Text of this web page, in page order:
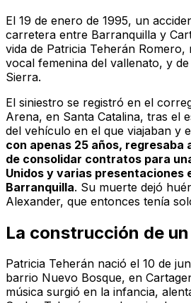
El 19 de enero de 1995, un
carretera entre Barranquilla y
vida de Patricia Teherán Romero,
vocal femenina del vallenato, y
Sierra.
El siniestro se registró en el
Arena, en Santa Catalina, tras el
del vehículo en el que viajaban y
con apenas 25 años, regresaba
de consolidar contratos para
Unidos y varias presentaciones
Barranquilla. Su muerte dejó
Alexander, que entonces tenía
La construcción de
Patricia Teherán nació el 10 de
barrio Nuevo Bosque, en
música surgió en la infancia,